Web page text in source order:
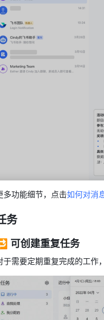
多功能细节，点击如何对消
务
可创建重复任务
于需要定期重复完成的工作